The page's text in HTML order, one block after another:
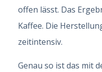
offen lässt. Das
Kaffee. Die
zeitintensiv.
Genau so ist das mit